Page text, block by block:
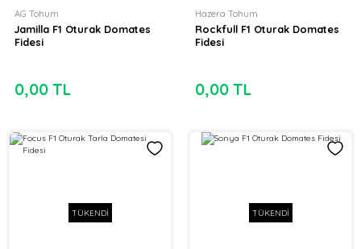
AG Tohum
Jamilla F1 Oturak Domates
Fidesi
0,00 TL
Hazera Tohum
Rockfull F1 Oturak Domates
Fidesi
0,00 TL
TÜKENDİ TÜKENDİ